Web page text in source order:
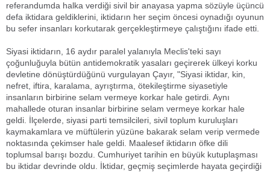
referandumda halka verdiği sivil bir anayasa yapma sözüyle üçüncü
defa iktidara geldiklerini, iktidarın her seçim öncesi oynadığı oyunun
bu sefer insanları korkutarak gerçekleştirmeye çalıştığını ifade etti.
Siyasi iktidarın, 16 aydır paralel yalanıyla Meclis'teki sayı
çoğunluğuyla bütün antidemokratik yasaları geçirerek ülkeyi korku
devletine dönüştürdüğünü vurgulayan Çayır, "Siyasi iktidar, kin,
nefret, iftira, karalama, ayrıştırma, ötekileştirme siyasetiyle
insanların birbirine selam vermeye korkar hale getirdi. Aynı
mahallede oturan insanlar birbirine selam vermeye korkar hale
geldi. İlçelerde, siyasi parti temsilcileri, sivil toplum kuruluşları
kaymakamlara ve müftülerin yüzüne bakarak selam verip vermede
noktasında çekimser hale geldi. Maalesef iktidarın öfke dili
toplumsal barışı bozdu. Cumhuriyet tarihin en büyük kutuplaşması
bu iktidar devrinde oldu. İktidar, geçmiş seçimlerde hayata geçirdiği